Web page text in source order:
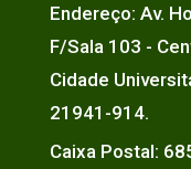
Endereço: Av.
F/Sala 103 -
Cidade
21941-914.
Caixa Postal: